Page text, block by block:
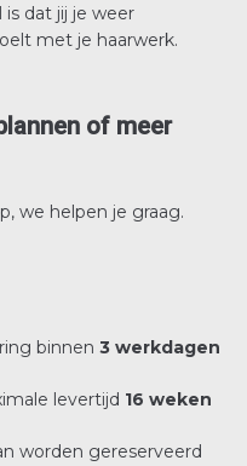
dat jij je weer
met je haarwerk.
of meer
we helpen je graag.
binnen 3 werkdagen
levertijd 16 weken
worden gereserveerd